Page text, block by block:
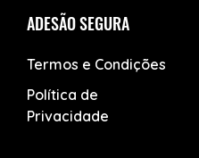
ADESÃO SEGURA
Termos e Condições
Política de
Privacidade